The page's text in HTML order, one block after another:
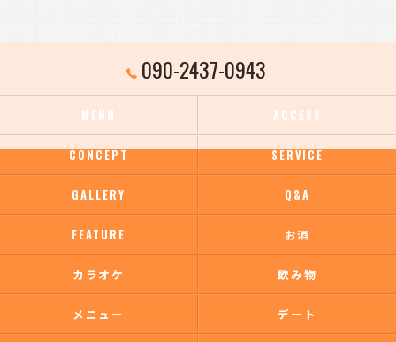
090-2437-0943
MENU ACCESS
CONCEPT SERVICE
GALLERY Q&A
FEATURE お酒
カラオケ 飲み物
メニュー デート